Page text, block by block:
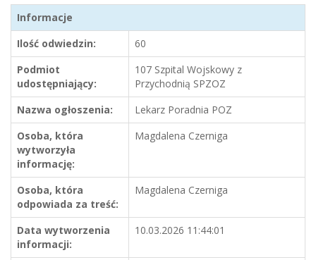
Informacje
Ilość odwiedzin:
60
Podmiot
udostępniający:
107 Szpital Wojskowy z
Przychodnią SPZOZ
Nazwa ogłoszenia:
Lekarz Poradnia POZ
Osoba, która
wytworzyła
informację:
Magdalena Czerniga
Osoba, która
odpowiada za treść:
Magdalena Czerniga
Data wytworzenia
informacji:
10.03.2026 11:44:01